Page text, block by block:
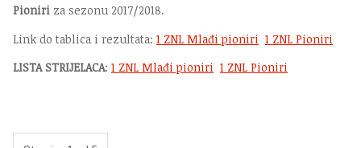
Pioniri za sezonu 2017/2018.
Link do tablica i rezultata: 1 ZNL Mlađi pioniri 1 ZNL Pioniri
LISTA STRIJELACA: 1 ZNL Mlađi pioniri 1 ZNL Pioniri